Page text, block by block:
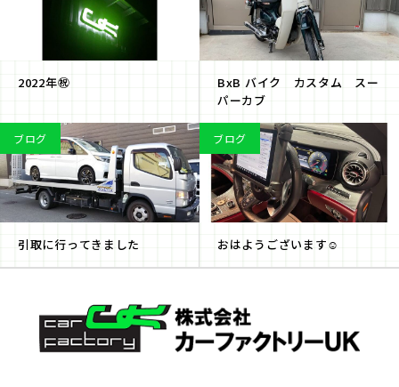
2022年㊗️
BxB バイク カスタム スー
パーカブ
ブログ
引取に行ってきました
ブログ
おはようございます☺️